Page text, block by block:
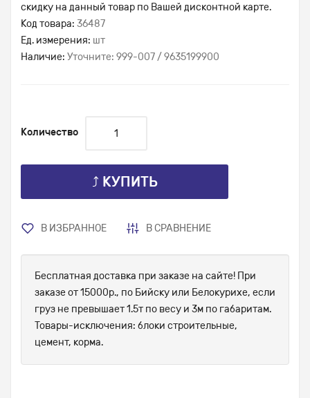
скидку на данный товар по Вашей дисконтной карте.
Код товара: 36487
Ед. измерения: шт
Наличие: Уточните: 999-007 / 9635199900
Количество
⤴ КУПИТЬ
В ИЗБРАННОЕ В СРАВНЕНИЕ
Бесплатная доставка при заказе на сайте! При
заказе от 15000р., по Бийску или Белокурихе, если
груз не превышает 1.5т по весу и 3м по габаритам.
Товары-исключения: блоки строительные,
цемент, корма.